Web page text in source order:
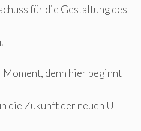
für die Gestaltung des
Moment, denn hier beginnt
die Zukunft der neuen U-